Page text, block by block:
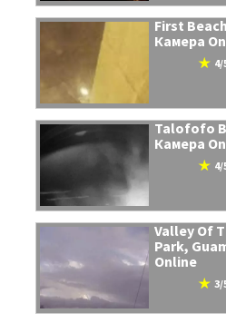
First
Камера
Talofofo
Камера
Valley Of
Park,
Online